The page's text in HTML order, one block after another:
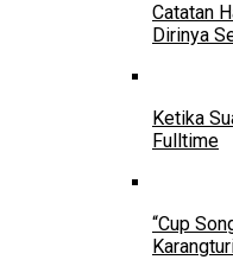
Catatan
Dirinya
Ketika
Fulltime
“Cup